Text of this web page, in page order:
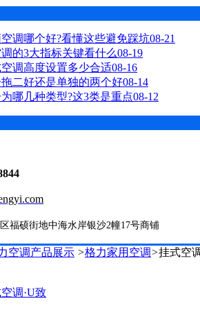
调哪个好?看懂这些避免踩坑08-21
的3大指标关键看什么08-19
调高度设置多少合适08-16
二好还是单独的两个好08-14
哪几种类型?这3类是重点08-12
福硕街地中海水岸银沙2幢17号商铺
空调产品展示 >格力家用空调>挂式空